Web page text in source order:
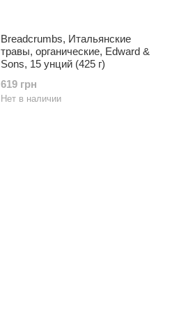
Breadcrumbs, Итальянские
травы, органические, Edward &
Sons, 15 унций (425 г)
619 грн
Нет в наличии